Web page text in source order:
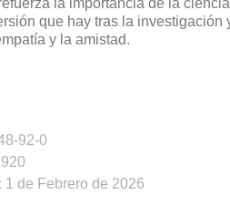
que hay tras la investigación
y la amistad.
92-0
1 de Febrero de 2026